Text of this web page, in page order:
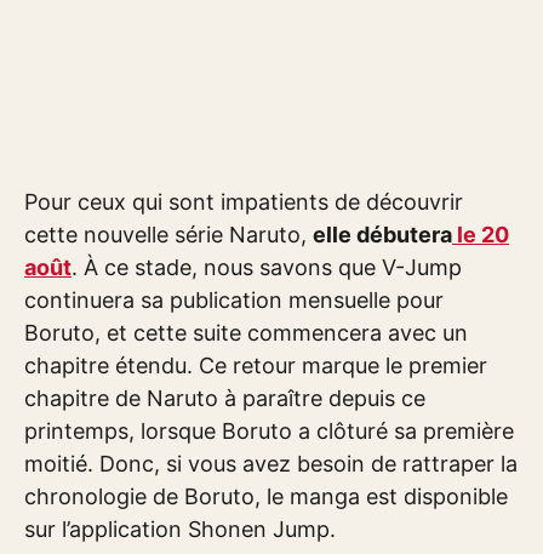
Pour ceux qui sont impatients de découvrir
cette nouvelle série Naruto, elle débutera le 20
août. À ce stade, nous savons que V-Jump
continuera sa publication mensuelle pour
Boruto, et cette suite commencera avec un
chapitre étendu. Ce retour marque le premier
chapitre de Naruto à paraître depuis ce
printemps, lorsque Boruto a clôturé sa première
moitié. Donc, si vous avez besoin de rattraper la
chronologie de Boruto, le manga est disponible
sur l’application Shonen Jump.